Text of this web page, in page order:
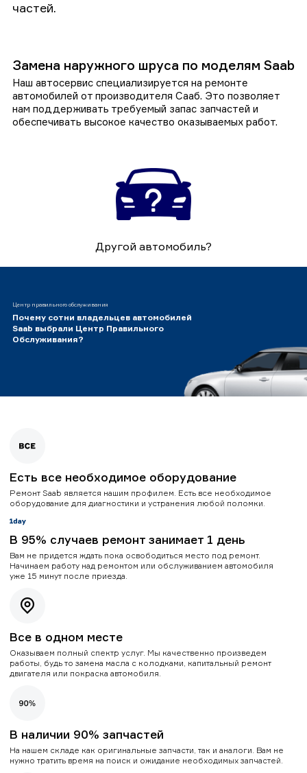
частей.
Замена наружного шруса по моделям Saab
Наш автосервис специализируется на ремонте
автомобилей от производителя Сааб. Это позволяет
нам поддерживать требуемый запас запчастей и
обеспечивать высокое качество оказываемых работ.
Другой автомобиль?
Центр правильного обслуживания
Почему сотни владельцев автомобилей
Saab выбрали Центр Правильного
Обслуживания?
Есть все необходимое оборудование
Ремонт Saab является нашим профилем. Есть все необходимое
оборудование для диагностики и устранения любой поломки.
В 95% случаев ремонт занимает 1 день
Вам не придется ждать пока освободиться место под ремонт.
Начинаем работу над ремонтом или обслуживанием автомобиля
уже 15 минут после приезда.
Все в одном месте
Оказываем полный спектр услуг. Мы качественно произведем
работы, будь то замена масла с колодками, капитальный ремонт
двигателя или покраска автомобиля.
В наличии 90% запчастей
На нашем складе как оригинальные запчасти, так и аналоги. Вам не
нужно тратить время на поиск и ожидание необходимых запчастей.